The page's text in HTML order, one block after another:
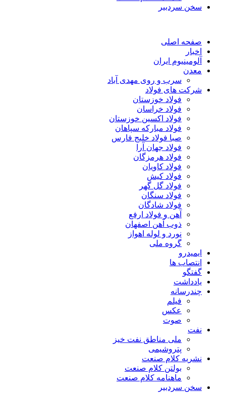
سخن سردبیر
صفحه اصلی
اخبار
آلومینیوم ایران
معدن
سرب و روی مهدی آباد
شرکت های فولاد
فولاد خوزستان
فولاد خراسان
فولاد اکسین خوزستان
فولاد مبارکه سپاهان
صبا فولاد خلیج فارس
فولاد جهان آرا
فولاد هرمزگان
فولاد کاویان
فولاد کیش
فولاد گل گهر
فولاد سنگان
فولاد شادگان
آهن و فولاد ارفع
ذوب آهن اصفهان
نورد و لوله اهواز
گروه ملی
ایمیدرو
انتصاب ها
گفتگو
یادداشت
چندرسانه
فیلم
عکس
صوت
نفت
ملی مناطق نفت خیز
پتروشیمی
نشریه کلام صنعت
بولتن کلام صنعت
ماهنامه کلام صنعت
سخن سردبیر